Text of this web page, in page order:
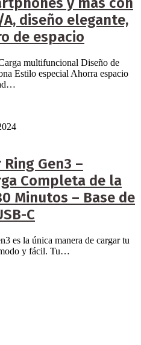
diseño elegante,
de espacio
multifuncional Diseño de
Estilo especial Ahorra espacio
Ring Gen3 –
Completa de la
Minutos – Base de
C
es la única manera de cargar tu
y fácil. Tu…